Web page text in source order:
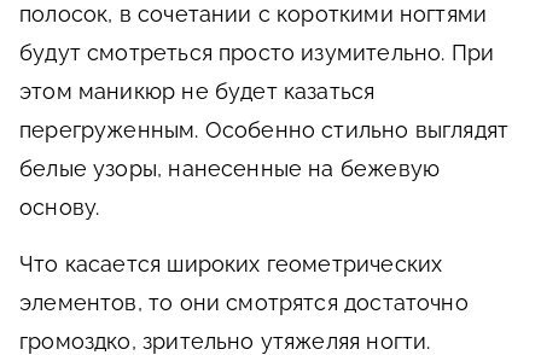
полосок, в сочетании с короткими ногтями
будут смотреться просто изумительно. При
этом маникюр не будет казаться
перегруженным. Особенно стильно выглядят
белые узоры, нанесенные на бежевую
основу.
Что касается широких геометрических
элементов, то они смотрятся достаточно
громоздко, зрительно утяжеляя ногти.